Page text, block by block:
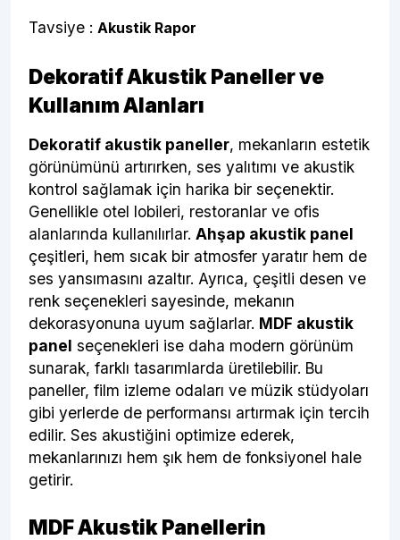
Tavsiye : Akustik Rapor
Dekoratif Akustik Paneller ve
Kullanım Alanları
Dekoratif akustik paneller, mekanların estetik
görünümünü artırırken, ses yalıtımı ve akustik
kontrol sağlamak için harika bir seçenektir.
Genellikle otel lobileri, restoranlar ve ofis
alanlarında kullanılırlar. Ahşap akustik panel
çeşitleri, hem sıcak bir atmosfer yaratır hem de
ses yansımasını azaltır. Ayrıca, çeşitli desen ve
renk seçenekleri sayesinde, mekanın
dekorasyonuna uyum sağlarlar. MDF akustik
panel seçenekleri ise daha modern görünüm
sunarak, farklı tasarımlarda üretilebilir. Bu
paneller, film izleme odaları ve müzik stüdyoları
gibi yerlerde de performansı artırmak için tercih
edilir. Ses akustiğini optimize ederek,
mekanlarınızı hem şık hem de fonksiyonel hale
getirir.
MDF Akustik Panellerin